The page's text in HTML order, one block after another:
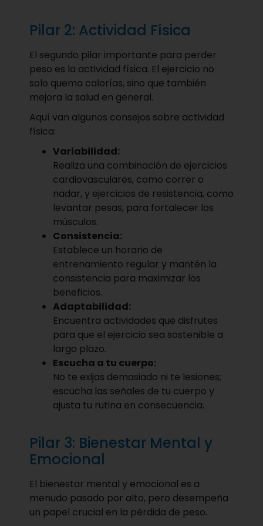
Pilar 2: Actividad Física
El segundo pilar importante para perder
peso es la actividad física. El ejercicio no
solo quema calorías, sino que también
mejora la salud en general.
Aquí van algunos consejos sobre actividad
física:
Variabilidad:
Realiza una combinación de ejercicios
cardiovasculares, como correr o
nadar, y ejercicios de resistencia, como
levantar pesas, para fortalecer los
músculos.
Consistencia:
Establece un horario de
entrenamiento regular y mantén la
consistencia para maximizar los
beneficios.
Adaptabilidad:
Encuentra actividades que disfrutes
para que el ejercicio sea sostenible a
largo plazo.
Escucha a tu cuerpo:
No te exijas demasiado ni te lesiones;
escucha las señales de tu cuerpo y
ajusta tu rutina en consecuencia.
Pilar 3: Bienestar Mental y
Emocional
El bienestar mental y emocional es a
menudo pasado por alto, pero desempeña
un papel crucial en la pérdida de peso.